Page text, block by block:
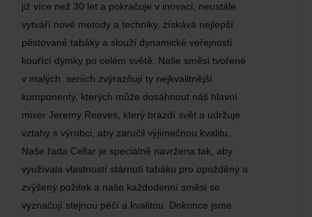
již více než 30 let a pokračuje v inovaci, neustále
vytváří nové metody a techniky, získává nejlepší
pěstované tabáky a slouží dynamické veřejnosti
kouřící dýmky po celém světě. Naše směsi tvořené
v malých seriích zvýrazňují ty nejkvalitnější
komponenty, kterých může dosáhnout náš hlavní
mixér Jeremy Reeves, který brázdí svět a udržuje
vztahy s výrobci, aby zaručil výjimečnou kvalitu.
Naše řada Cellar je speciálně navržena tak, aby
využívala vlastností stárnutí tabáku pro opožděný a
zvýšený požitek a naše každodenní směsi se
vyznačují stejnou péčí a kvalitou. Dokonce jsme